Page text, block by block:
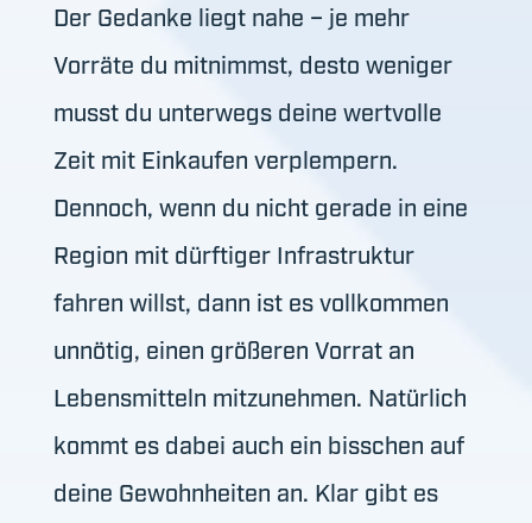
Der Gedanke liegt nahe – je mehr
Vorräte du mitnimmst, desto weniger
musst du unterwegs deine wertvolle
Zeit mit Einkaufen ver­plem­pern.
Dennoch, wenn du nicht gerade in eine
Region mit dürftiger Infrastruktur
fahren willst, dann ist es vollkommen
unnötig, einen größeren Vorrat an
Lebensmitteln mitzunehmen. Natürlich
kommt es dabei auch ein bisschen auf
deine Gewohnheiten an. Klar gibt es